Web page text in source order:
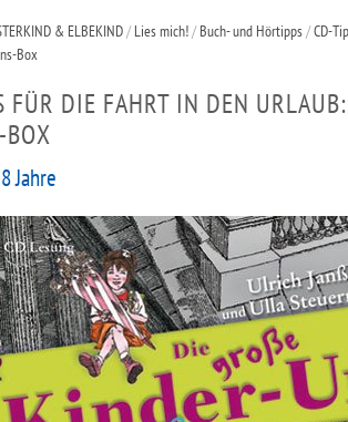
& ELBEKIND/Lies mich!/Buch- und Hörtipps/CD-
Box
FÜR DIE FAHRT IN DEN URLAUB:
Jahre